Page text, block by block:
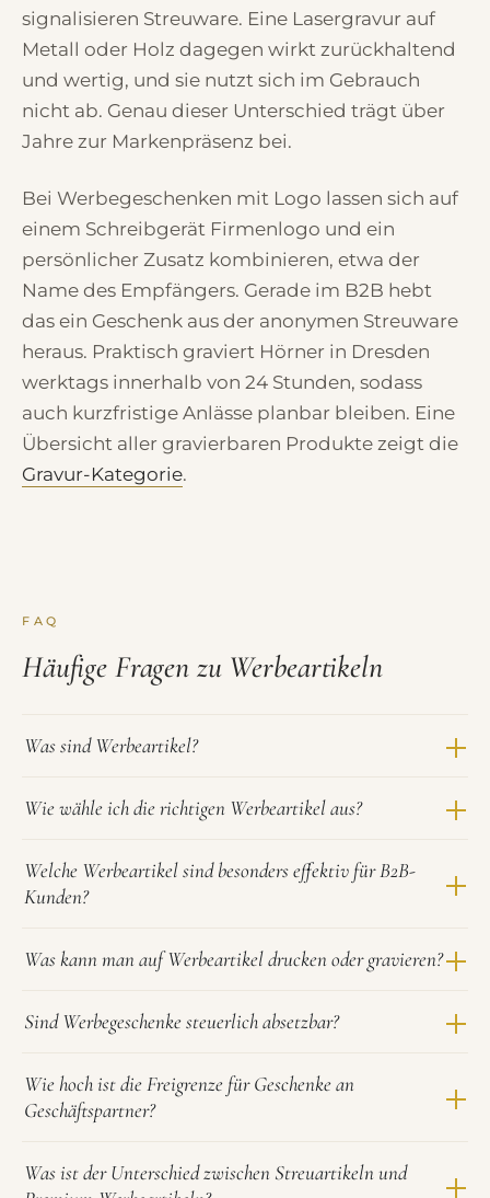
signalisieren Streuware. Eine Lasergravur auf
Metall oder Holz dagegen wirkt zurückhaltend
und wertig, und sie nutzt sich im Gebrauch
nicht ab. Genau dieser Unterschied trägt über
Jahre zur Markenpräsenz bei.
Bei Werbegeschenken mit Logo lassen sich auf
einem Schreibgerät Firmenlogo und ein
persönlicher Zusatz kombinieren, etwa der
Name des Empfängers. Gerade im B2B hebt
das ein Geschenk aus der anonymen Streuware
heraus. Praktisch graviert Hörner in Dresden
werktags innerhalb von 24 Stunden, sodass
auch kurzfristige Anlässe planbar bleiben. Eine
Übersicht aller gravierbaren Produkte zeigt die
Gravur-Kategorie.
FAQ
Häufige Fragen zu Werbeartikeln
Was sind Werbeartikel?
Wie wähle ich die richtigen Werbeartikel aus?
Welche Werbeartikel sind besonders effektiv für B2B-
Kunden?
Was kann man auf Werbeartikel drucken oder gravieren?
Sind Werbegeschenke steuerlich absetzbar?
Wie hoch ist die Freigrenze für Geschenke an
Geschäftspartner?
Was ist der Unterschied zwischen Streuartikeln und